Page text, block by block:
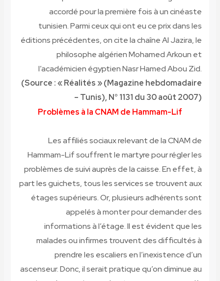
accordé pour la première fois à un cinéaste
tunisien. Parmi ceux qui ont eu ce prix dans les
éditions précédentes, on cite la chaîne Al Jazira, le
philosophe algérien Mohamed Arkoun et
l’académicien égyptien Nasr Hamed Abou Zid.
(Source : « Réalités » (Magazine hebdomadaire
– Tunis), N° 1131 du 30 août 2007)
Problèmes à la CNAM de Hammam-Lif
Les affiliés sociaux relevant de la CNAM de
Hammam-Lif souffrent le martyre pour régler les
problèmes de suivi auprès de la caisse. En effet, à
part les guichets, tous les services se trouvent aux
étages supérieurs. Or, plusieurs adhérents sont
appelés à monter pour demander des
informations à l’étage. Il est évident que les
malades ou infirmes trouvent des difficultés à
prendre les escaliers en l’inexistence d’un
ascenseur. Donc, il serait pratique qu’on diminue au